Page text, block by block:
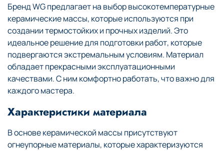
Бренд WG предлагает на выбор высокотемпературные
керамические массы, которые используются при
создании термостойких и прочных изделий. Это
идеальное решение для подготовки работ, которые
подвергаются экстремальным условиям. Материал
обладает прекрасными эксплуатационными
качествами. С ним комфортно работать, что важно для
каждого мастера.
Характеристики материала
В основе керамической массы присутствуют
огнеупорные материалы, которые характеризуются